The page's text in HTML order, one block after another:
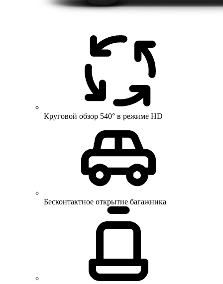
Круговой обзор 540° в режиме HD
Бесконтактное открытие багажника